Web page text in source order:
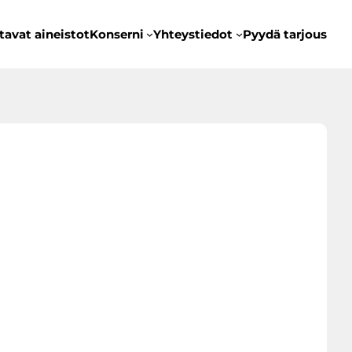
aineistotKonserni Yhteystiedot Pyydä tarjous